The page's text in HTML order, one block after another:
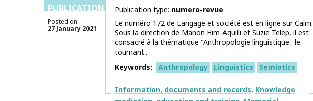
PUBLICATIONS
Posted on
27 January 2021
Publication type numero-revue
Le numéro 172 de Langage et société est en ligne sur Cairn.
Sous la direction de Manon Him-Aquilli et Suzie Telep, il est
consacré à la thématique "Anthropologie linguistique : le
tournant...
Keywords
Anthropology Linguistics Semiotics
Themes
Information, documents and records Knowledge